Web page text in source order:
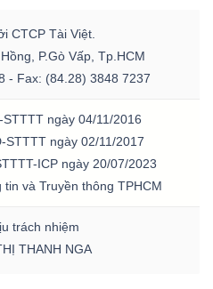
CTCP Tài Việt.
P.Gò Vấp, Tp.HCM
- Fax: (84.28) 3848 7237
ngày 04/11/2016
ngày 02/11/2017
ICP ngày 20/07/2023
và Truyền thông TPHCM
trách nhiệm
THANH NGA